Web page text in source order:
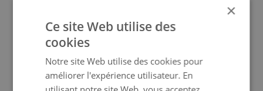
Qui sommes-nous ?
Devenez revendeur
Ma Prime Renov’
×
Ce site Web utilise des
cookies
Notre site Web utilise des cookies pour
améliorer l'expérience utilisateur. En